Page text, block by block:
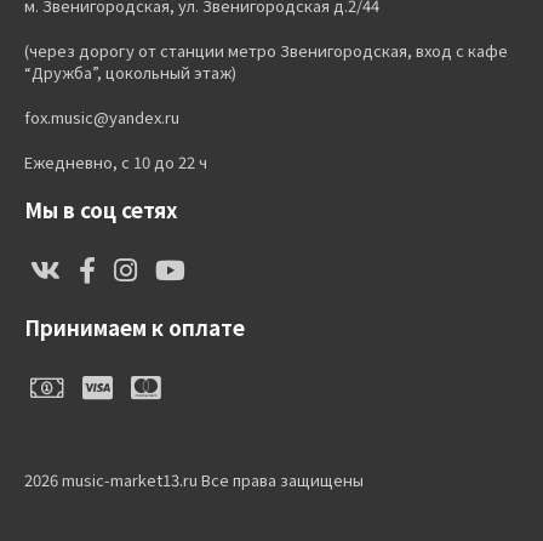
м. Звенигородская, ул. Звенигородская д.2/44
(через дорогу от станции метро Звенигородская, вход с кафе
“Дружба”, цокольный этаж)
fox.music@yandex.ru
Ежедневно, с 10 до 22 ч
Мы в соц сетях
Принимаем к оплате
2026 music-market13.ru Все права защищены